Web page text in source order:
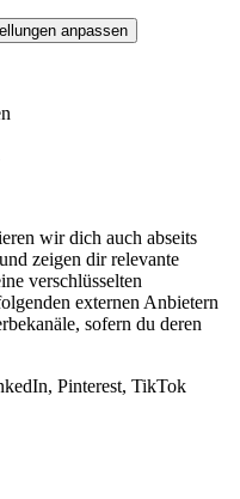
anpassen
wir dich auch abseits
zeigen dir relevante
verschlüsselten
externen Anbietern
sofern du deren
Pinterest, TikTok